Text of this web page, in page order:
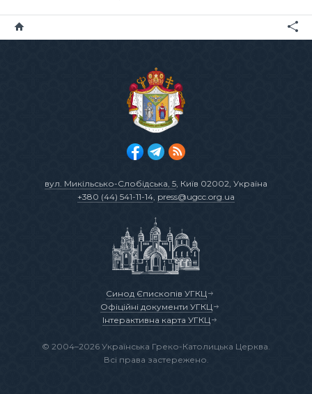
вул. Микільсько-Слобідська, 5, Київ 02002, Україна
+380 (44) 541-11-14, press@ugcc.org.ua
Синод Єпископів УГКЦ
Офіційні документи УГКЦ
Інтерактивна карта УГКЦ
© 2004–2026 Українська Греко-Католицька Церква.
Всі права застережено.